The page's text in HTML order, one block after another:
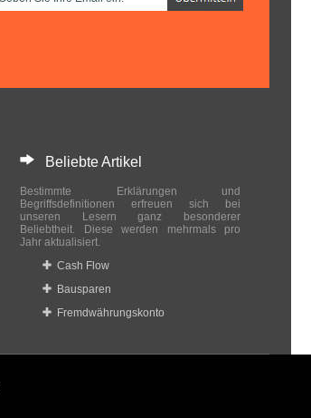
Beliebte Artikel
Bestimmte Erklärungen und
Begriffsdefinitionen erfreuen sich bei
unseren Lesern ganz besonderer
Beliebtheit. Diese werden mehrmals pro
Jahr aktualisiert.
Cash Flow
Bausparen
Fremdwährungskonto